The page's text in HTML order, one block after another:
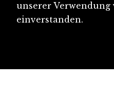
unserer Verwendung
einverstanden.